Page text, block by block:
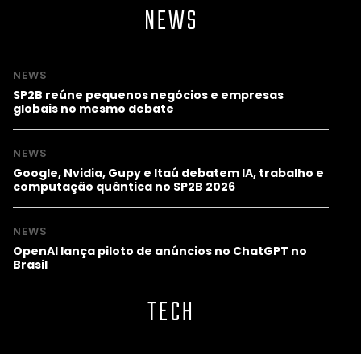
NEWS
NEWS
SP2B reúne pequenos negócios e empresas
globais no mesmo debate
NEWS
Google, Nvidia, Gupy e Itaú debatem IA, trabalho e
computação quântica no SP2B 2026
NEWS
OpenAI lança piloto de anúncios no ChatGPT no
Brasil
TECH